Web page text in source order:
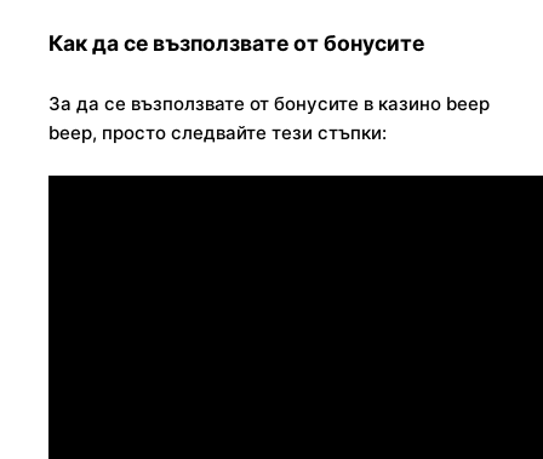
Как да се възползвате от бонусите
За да се възползвате от бонусите в казино beep
beep, просто следвайте тези стъпки: